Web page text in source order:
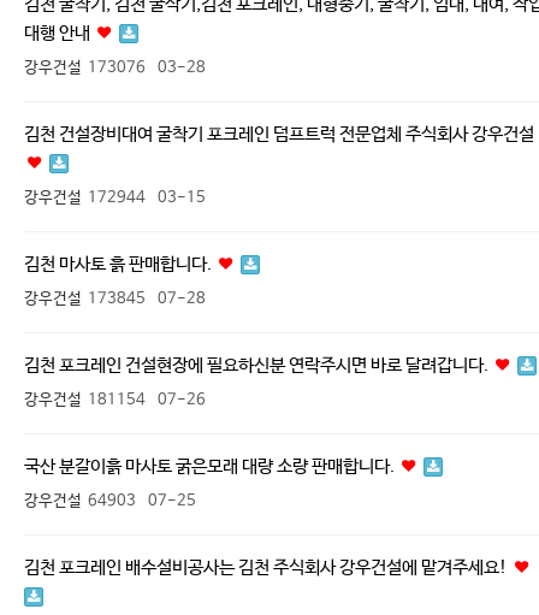
김천 굴착기, 김천 굴삭기,김천 포크레인, 대형중기, 굴착기, 임대, 대여, 작
대행 안내
강우건설 173076 03-28
김천 건설장비대여 굴착기 포크레인 덤프트럭 전문업체 주식회사 강우건설
강우건설 172944 03-15
김천 마사토 흙 판매합니다.
강우건설 173845 07-28
김천 포크레인 건설현장에 필요하신분 연락주시면 바로 달려갑니다.
강우건설 181154 07-26
국산 분갈이흙 마사토 굵은모래 대량 소량 판매합니다.
강우건설 64903 07-25
김천 포크레인 배수설비공사는 김천 주식회사 강우건설에 맡겨주세요!